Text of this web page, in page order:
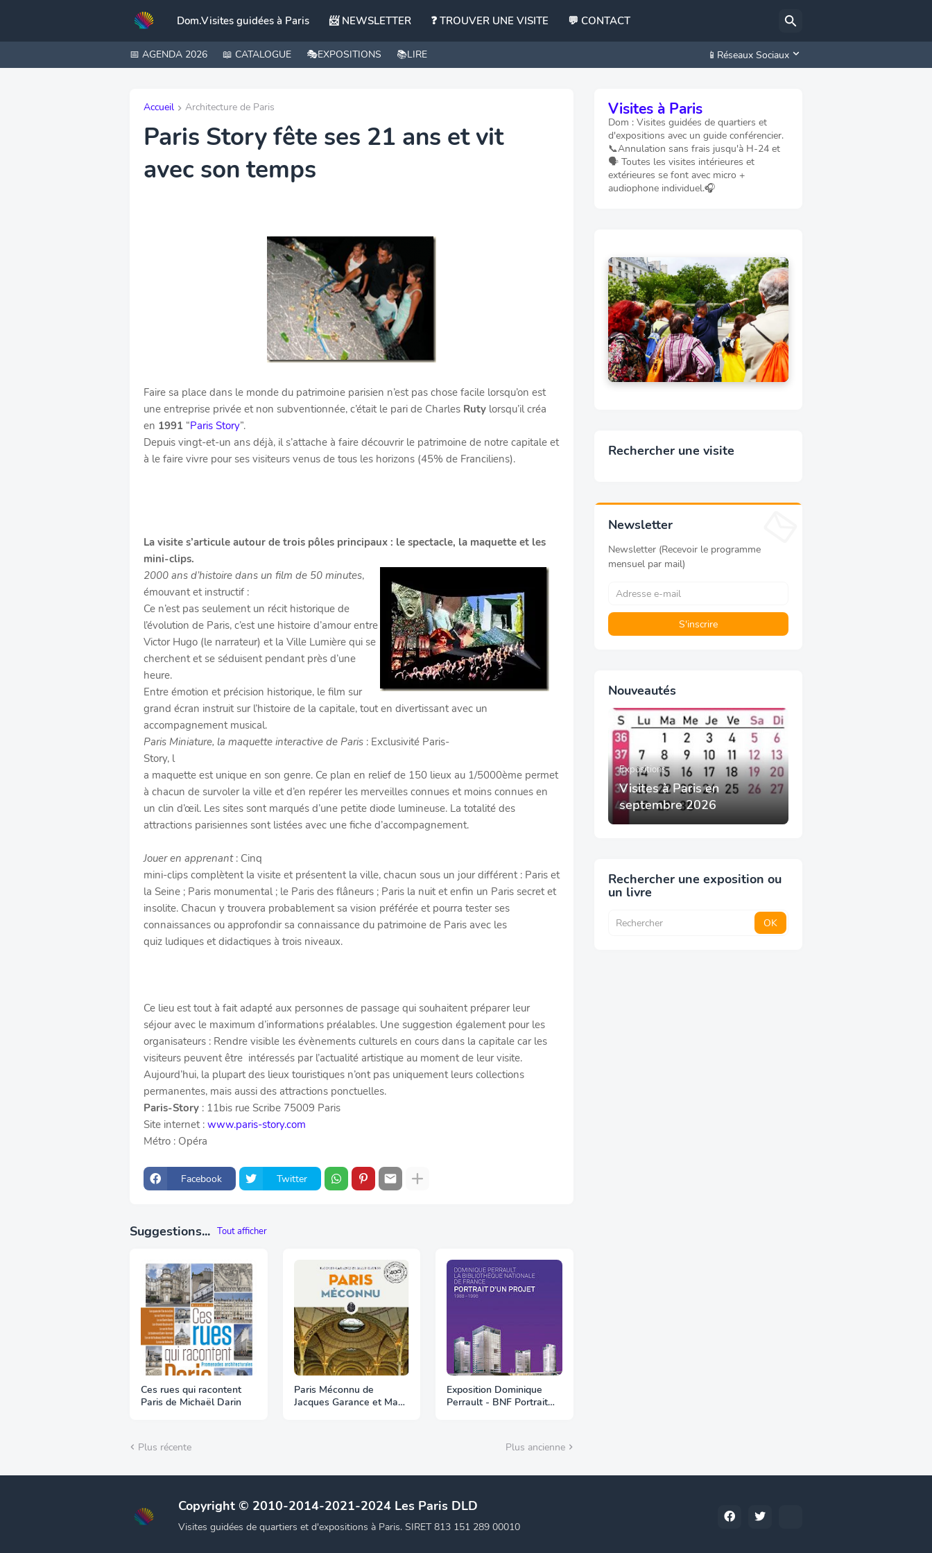
Dom.Visites guidées à Paris 📨 NEWSLETTER ❓ TROUVER UNE VISITE 💬 CONTACT
📅 AGENDA 2026 📖 CATALOGUE 🎭EXPOSITIONS 📚LIRE 📱Réseaux Sociaux
Accueil Architecture de Paris
Paris Story fête ses 21 ans et vit
avec son temps
Faire sa place dans le monde du patrimoine parisien n’est pas chose facile lorsqu’on est
une entreprise privée et non subventionnée, c’était le pari de Charles Ruty lorsqu’il créa
en 1991 “Paris Story”.
Depuis vingt-et-un ans déjà, il s’attache à faire découvrir le patrimoine de notre capitale et
à le faire vivre pour ses visiteurs venus de tous les horizons (45% de Franciliens).
La visite s’articule autour de trois pôles principaux : le spectacle, la maquette et les
mini-clips.
2000 ans d’histoire dans un film de 50 minutes,
émouvant et instructif :
Ce n’est pas seulement un récit historique de
l’évolution de Paris, c’est une histoire d’amour entre
Victor Hugo (le narrateur) et la Ville Lumière qui se
cherchent et se séduisent pendant près d’une
heure.
Entre émotion et précision historique, le film sur
grand écran instruit sur l’histoire de la capitale, tout en divertissant avec un
accompagnement musical.
Paris Miniature, la maquette interactive de Paris : Exclusivité Paris-
Story, l
a maquette est unique en son genre. Ce plan en relief de 150 lieux au 1/5000ème permet
à chacun de survoler la ville et d’en repérer les merveilles connues et moins connues en
un clin d’œil. Les sites sont marqués d’une petite diode lumineuse. La totalité des
attractions parisiennes sont listées avec une fiche d’accompagnement.
Jouer en apprenant: Cinq
mini-clips complètent la visite et présentent la ville, chacun sous un jour différent : Paris et
la Seine ; Paris monumental ; le Paris des flâneurs ; Paris la nuit et enfin un Paris secret et
insolite. Chacun y trouvera probablement sa vision préférée et pourra tester ses
connaissances ou approfondir sa connaissance du patrimoine de Paris avec les
quiz ludiques et didactiques à trois niveaux.
Ce lieu est tout à fait adapté aux personnes de passage qui souhaitent préparer leur
séjour avec le maximum d’informations préalables. Une suggestion également pour les
organisateurs : Rendre visible les évènements culturels en cours dans la capitale car les
visiteurs peuvent être intéressés par l’actualité artistique au moment de leur visite.
Aujourd’hui, la plupart des lieux touristiques n’ont pas uniquement leurs collections
permanentes, mais aussi des attractions ponctuelles.
Paris-Story : 11bis rue Scribe 75009 Paris
Site internet : www.paris-story.com
Métro : Opéra
Facebook Twitter
Suggestions... Tout afficher
Ces rues qui racontent
Paris de Michaël Darin
Paris Méconnu de
Jacques Garance et Maud
Exposition Dominique
Perrault - BNF Portrait
Plus récente Plus ancienne
Visites à Paris
Dom : Visites guidées de quartiers et
d'expositions avec un guide conférencier.
📞Annulation sans frais jusqu'à H-24 et
🗣️ Toutes les visites intérieures et
extérieures se font avec micro +
audiophone individuel.🎧
Rechercher une visite
Newsletter
Newsletter (Recevoir le programme
mensuel par mail)
Nouveautés
Expositions
Visites à Paris en
septembre 2026
Rechercher une exposition ou
un livre
Copyright © 2010-2014-2021-2024 Les Paris DLD
Visites guidées de quartiers et d'expositions à Paris. SIRET 813 151 289 00010